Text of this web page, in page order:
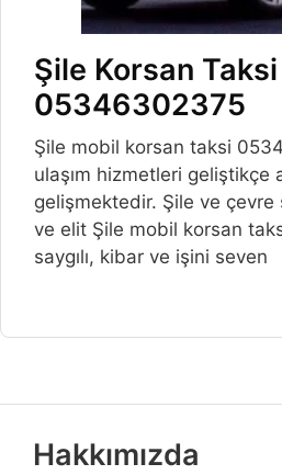
Şile Korsan Taksi
05346302375
Şile mobil korsan taksi
ulaşım hizmetleri geliştikçe
gelişmektedir. Şile ve çevre
ve elit Şile mobil korsan
saygılı, kibar ve işini seven
Hakkımızda